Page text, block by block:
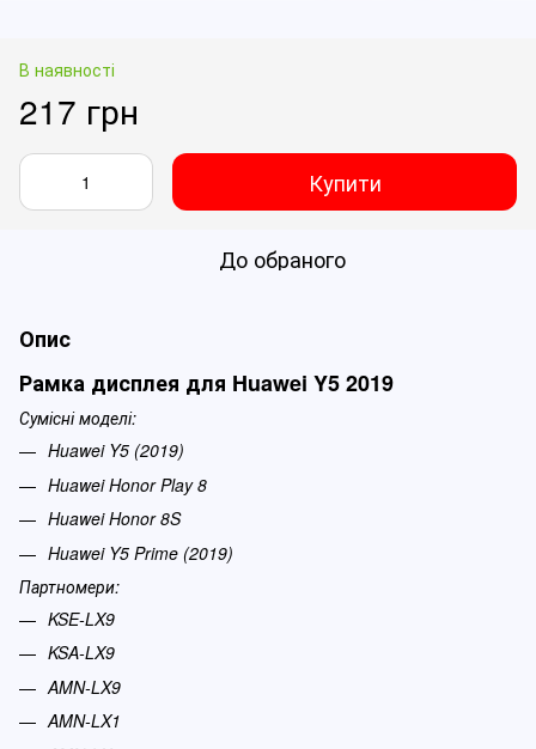
В наявності
217 грн
Купити
До обраного
Опис
Рамка дисплея для Huawei Y5 2019
Сумісні моделі:
Huawei Y5 (2019)
Huawei Honor Play 8
Huawei Honor 8S
Huawei Y5 Prime (2019)
Партномери:
KSE-LX9
KSA-LX9
AMN-LX9
AMN-LX1